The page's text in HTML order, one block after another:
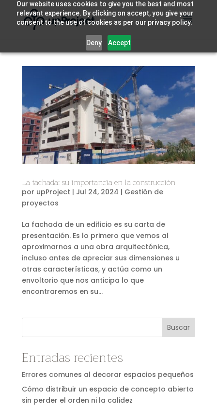
Our website uses cookies to give you the best and most
relevant experience. By clicking on accept, you give your
consent to the use of cookies as per our privacy policy.
Deny Accept
La fachada: su importancia en la construcción
por upProject | Jul 24, 2024 | Gestión de
proyectos
La fachada de un edificio es su carta de
presentación. Es lo primero que vemos al
aproximarnos a una obra arquitectónica,
incluso antes de apreciar sus dimensiones u
otras características, y actúa como un
envoltorio que nos anticipa lo que
encontraremos en su...
Buscar
Entradas recientes
Errores comunes al decorar espacios pequeños
Cómo distribuir un espacio de concepto abierto
sin perder el orden ni la calidez